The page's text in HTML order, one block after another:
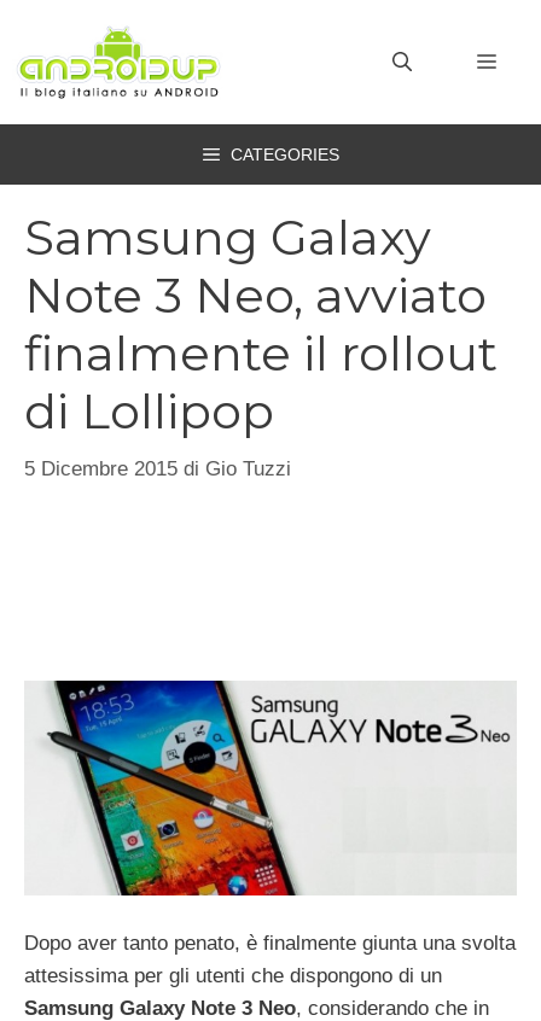
contenuto
CATEGORIES
Samsung Galaxy
Note 3 Neo, avviato
finalmente il rollout
di Lollipop
5 Dicembre 2015 di Gio Tuzzi
Dopo aver tanto penato, è finalmente giunta una svolta
attesissima per gli utenti che dispongono di un
Samsung Galaxy Note 3 Neo, considerando che in